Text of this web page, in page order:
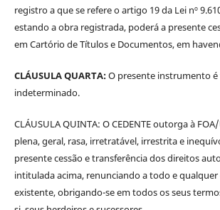
registro a que se refere o artigo 19 da Lei nº
estando a obra registrada, poderá a presente
em Cartório de Títulos e Documentos, em
CLÁUSULA QUARTA:O presente instrumento
indeterminado.
CLÁUSULA QUINTA: O CEDENTE outorga à
plena, geral, rasa, irretratável, irrestrita e
presente cessão e transferência dos direitos
intitulada acima, renunciando a todo e
existente, obrigando-se em todos os seus